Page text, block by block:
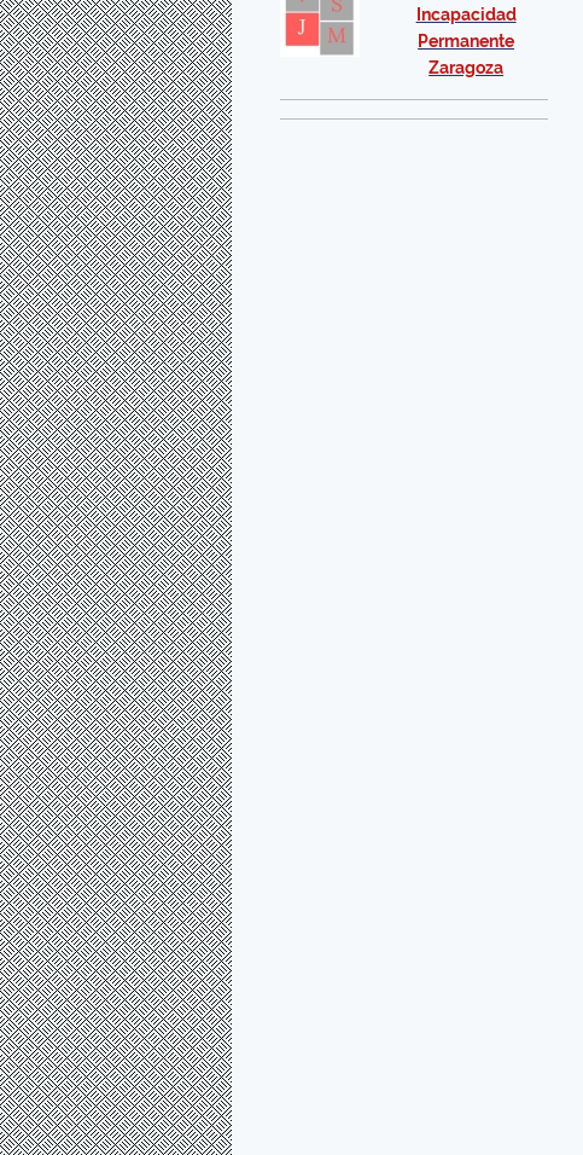
Incapacidad
Permanente
Zaragoza